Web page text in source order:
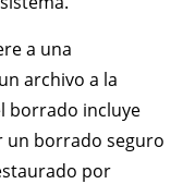
a una
archivo a la
borrado incluye
un borrado seguro
por